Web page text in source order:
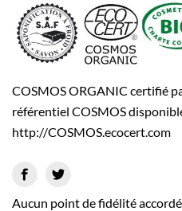
COSMOS ORGANIC certifié
référentiel COSMOS
http://COSMOS.ecocert.com
Aucun point de fidélité